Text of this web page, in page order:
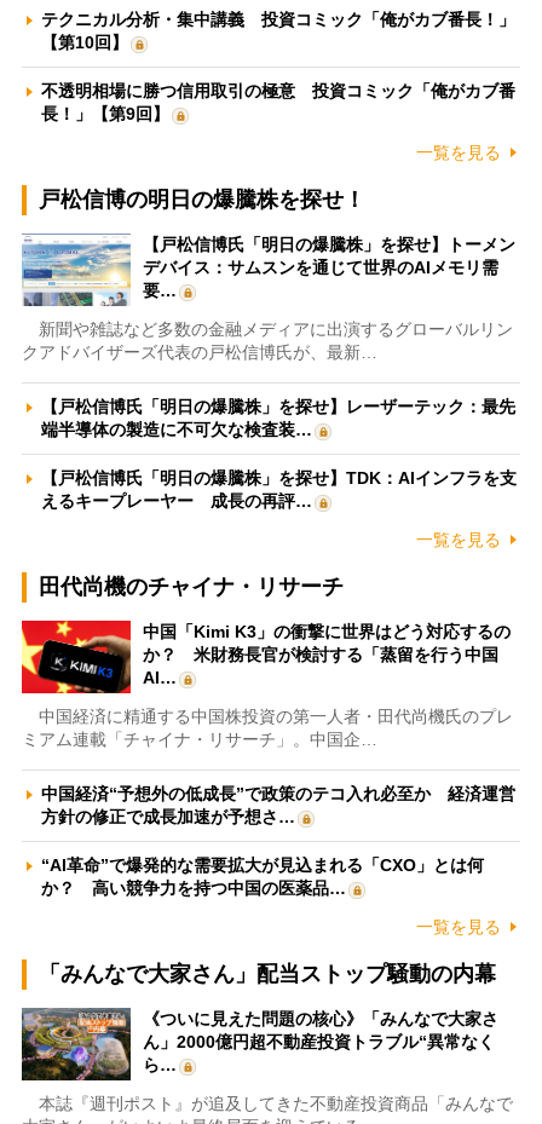
テクニカル分析・集中講義 投資コミック「俺がカブ番長！」
【第10回】
不透明相場に勝つ信用取引の極意 投資コミック「俺がカブ番
長！」【第9回】
一覧を見る
戸松信博の明日の爆騰株を探せ！
【戸松信博氏「明日の爆騰株」を探せ】トーメン
デバイス：サムスンを通じて世界のAIメモリ需
要…
新聞や雑誌など多数の金融メディアに出演するグローバルリン
クアドバイザーズ代表の戸松信博氏が、最新…
【戸松信博氏「明日の爆騰株」を探せ】レーザーテック：最先
端半導体の製造に不可欠な検査装…
【戸松信博氏「明日の爆騰株」を探せ】TDK：AIインフラを支
えるキープレーヤー 成長の再評…
一覧を見る
田代尚機のチャイナ・リサーチ
中国「Kimi K3」の衝撃に世界はどう対応するの
か？ 米財務長官が検討する「蒸留を行う中国
AI…
中国経済に精通する中国株投資の第一人者・田代尚機氏のプレ
ミアム連載「チャイナ・リサーチ」。中国企…
中国経済“予想外の低成長”で政策のテコ入れ必至か 経済運営
方針の修正で成長加速が予想さ…
“AI革命”で爆発的な需要拡大が見込まれる「CXO」とは何
か？ 高い競争力を持つ中国の医薬品…
一覧を見る
「みんなで大家さん」配当ストップ騒動の内幕
《ついに見えた問題の核心》「みんなで大家さ
ん」2000億円超不動産投資トラブル“異常なく
ら…
本誌『週刊ポスト』が追及してきた不動産投資商品「みんなで